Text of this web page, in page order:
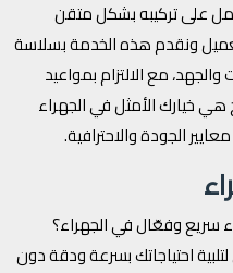
على تركيبه بشكل متقن
ونقدم هذه الخدمة بسلاسة
مع الالتزام بمواعيد
هي خيارك الأمثل في الجهراء
الجودة والاحترافية.
وفعّال في الجهراء؟
احتياجاتك بسرعة ودقة دون